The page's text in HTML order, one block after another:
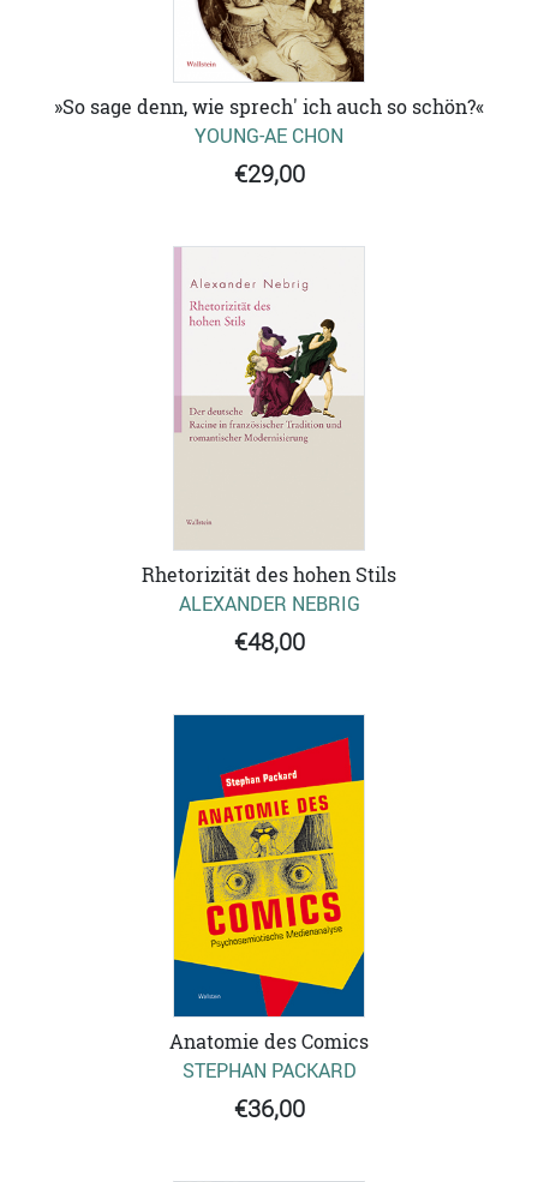
»So sage denn, wie sprech' ich auch so schön?«
YOUNG-AE CHON
€29,00
Rhetorizität des hohen Stils
ALEXANDER NEBRIG
€48,00
Anatomie des Comics
STEPHAN PACKARD
€36,00